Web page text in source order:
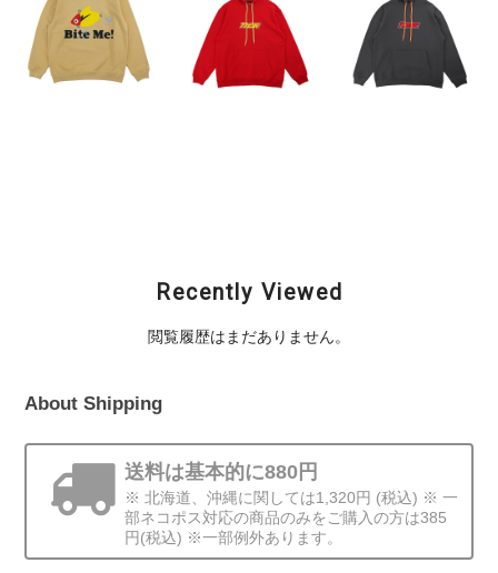
Recently Viewed
閲覧履歴はまだありません。
About Shipping
送料は基本的に880円
※ 北海道、沖縄に関しては1,320円 (税込) ※ 一
部ネコポス対応の商品のみをご購入の方は385
円(税込) ※一部例外あります。